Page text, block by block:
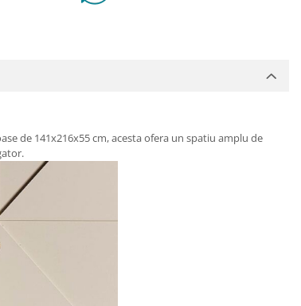
de 141x216x55 cm, acesta ofera un spatiu amplu de